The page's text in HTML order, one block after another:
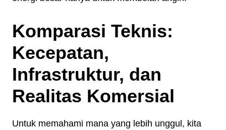
Komparasi Teknis:
Kecepatan,
Infrastruktur, dan
Realitas Komersial
Untuk memahami mana yang lebih unggul, kita